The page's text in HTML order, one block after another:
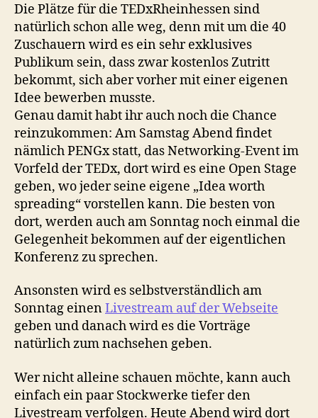
Die Plätze für die TEDxRheinhessen sind
natürlich schon alle weg, denn mit um die 40
Zuschauern wird es ein sehr exklusives
Publikum sein, dass zwar kostenlos Zutritt
bekommt, sich aber vorher mit einer eigenen
Idee bewerben musste.
Genau damit habt ihr auch noch die Chance
reinzukommen: Am Samstag Abend findet
nämlich PENGx statt, das Networking-Event im
Vorfeld der TEDx, dort wird es eine Open Stage
geben, wo jeder seine eigene „Idea worth
spreading“ vorstellen kann. Die besten von
dort, werden auch am Sonntag noch einmal die
Gelegenheit bekommen auf der eigentlichen
Konferenz zu sprechen.
Ansonsten wird es selbstverständlich am
Sonntag einenLivestream auf der Webseite
geben und danach wird es die Vorträge
natürlich zum nachsehen geben.
Wer nicht alleine schauen möchte, kann auch
einfach ein paar Stockwerke tiefer den
Livestream verfolgen. Heute Abend wird dort